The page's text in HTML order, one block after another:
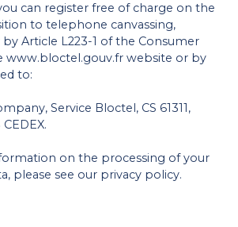
can register free of charge on the
to telephone canvassing,
Article L223-1 of the Consumer
www.bloctel.gouv.fr website or by
to:
Service Bloctel, CS 61311,
on the processing of your
please see our privacy policy.